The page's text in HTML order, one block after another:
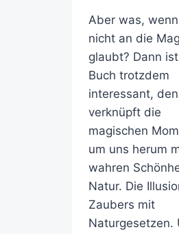
Aber was,
nicht an die
glaubt? Dann
Buch trotzdem
interessant,
verknüpft die
magischen
um uns herum
wahren
Natur. Die
Zaubers mit
Naturgesetzen.